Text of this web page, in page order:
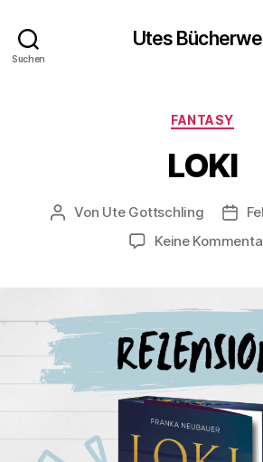
Suchen
Utes
FANTASY
LOKI
Beitragsautor
Von Ute Gottschling
Keine